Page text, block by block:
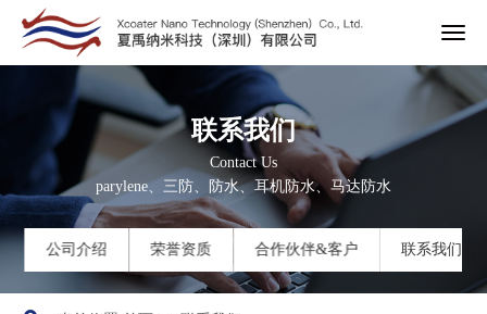
联系我们
Contact Us
parylene、三防、防水、耳机防水、马达防水
公司介绍 荣誉资质 合作伙伴&客户 联系我们